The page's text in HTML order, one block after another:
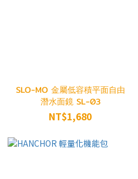
SLO-MO 金屬低容積平面自由
潛水面鏡 SL-03
NT$1,680